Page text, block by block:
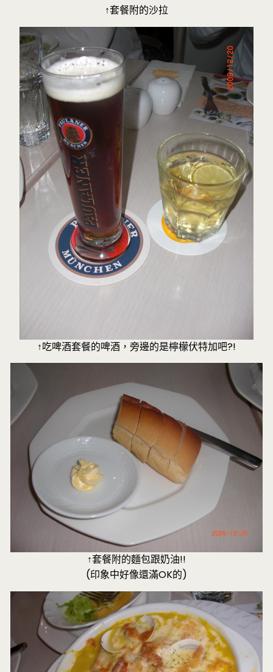
↑套餐附的沙拉
↑吃啤酒套餐的啤酒，旁邊的是檸檬伏特加吧?!
↑套餐附的麵包跟奶油!!
(印象中好像還滿OK的)